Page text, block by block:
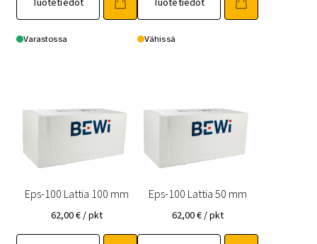
Varastossa Vähissä
Eps-100 Lattia 100 mm
62,00€ / pkt
Eps-100 Lattia 50 mm
62,00€ / pkt